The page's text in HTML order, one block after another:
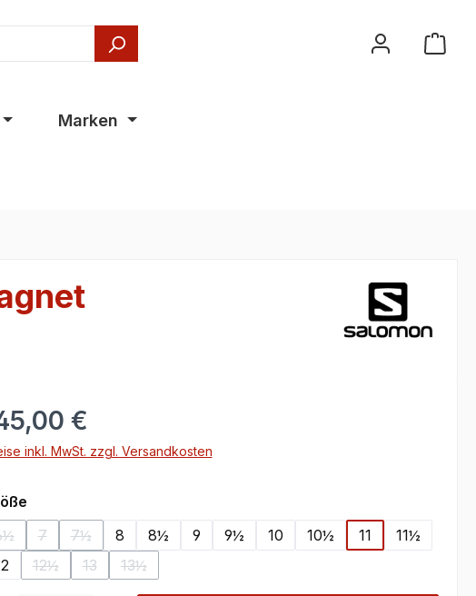
Marken
€
inkl. MwSt. zzgl. Versandkosten
auswählen
(Diese Option ist zurzeit nicht verfügbar.)
7
(Diese Option ist zurzeit nicht verfügbar.)
7½
(Diese Option ist zurzeit nicht verfügbar.)
8 8½ 9 9½ 10 10½ 11
11½
12½
(Diese Option ist zurzeit nicht verfügbar.)
13
(Diese Option ist zurzeit nicht verfügbar.)
13½
(Diese Option ist zurzeit nicht verfügbar.)